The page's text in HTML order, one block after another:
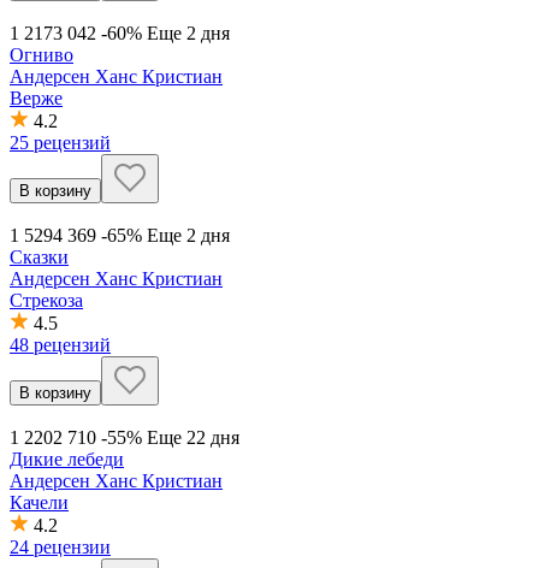
1 2173 042 -60% Еще 2 дня
Огниво
Андерсен Ханс Кристиан
Верже
4.2
25 рецензий
В корзину
1 5294 369 -65% Еще 2 дня
Сказки
Андерсен Ханс Кристиан
Стрекоза
4.5
48 рецензий
В корзину
1 2202 710 -55% Еще 22 дня
Дикие лебеди
Андерсен Ханс Кристиан
Качели
4.2
24 рецензии